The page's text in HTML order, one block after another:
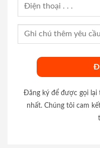
Đăng ký để được gọi
nhất. Chúng tôi cam